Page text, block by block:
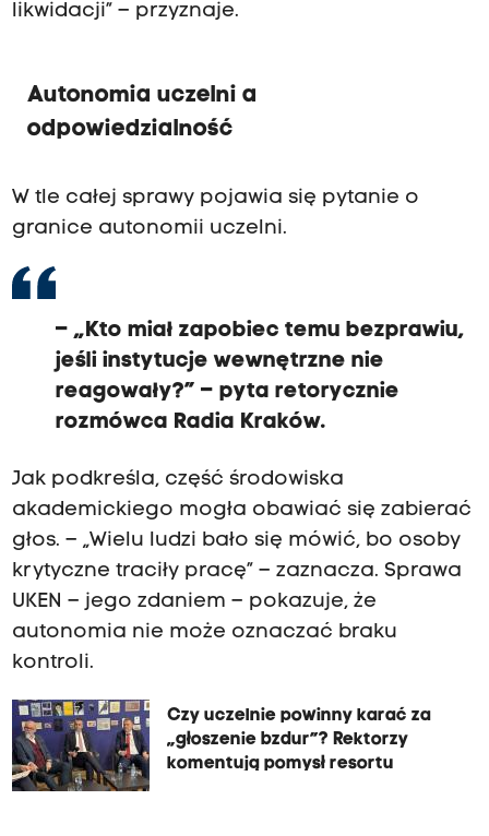
likwidacji” – przyznaje.
Autonomia uczelni a
odpowiedzialność
W tle całej sprawy pojawia się pytanie o
granice autonomii uczelni.
– „Kto miał zapobiec temu bezprawiu,
jeśli instytucje wewnętrzne nie
reagowały?” – pyta retorycznie
rozmówca Radia Kraków.
Jak podkreśla, część środowiska
akademickiego mogła obawiać się zabierać
głos. – „Wielu ludzi bało się mówić, bo osoby
krytyczne traciły pracę” – zaznacza. Sprawa
UKEN – jego zdaniem – pokazuje, że
autonomia nie może oznaczać braku
kontroli.
Czy uczelnie powinny karać za
„głoszenie bzdur”? Rektorzy
komentują pomysł resortu